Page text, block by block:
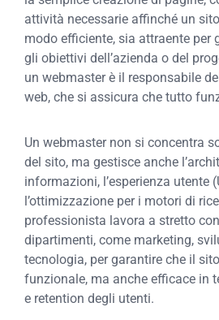
attività necessarie affinché un
modo efficiente, sia attraente per
gli obiettivi dell’azienda o del
un webmaster è il responsabile
web, che si assicura che tutto
Un webmaster non si concentra
del sito, ma gestisce anche
informazioni, l’esperienza utente
l’ottimizzazione per i motori di
professionista lavora a stretto
dipartimenti, come marketing,
tecnologia, per garantire che il
funzionale, ma anche efficace in
e retention degli utenti.